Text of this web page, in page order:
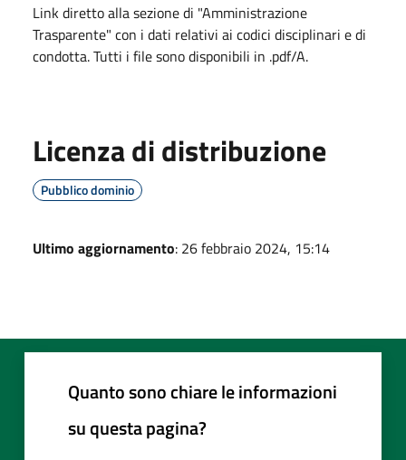
Link diretto alla sezione di "Amministrazione
Trasparente" con i dati relativi ai codici disciplinari e di
condotta. Tutti i file sono disponibili in .pdf/A.
Licenza di distribuzione
Pubblico dominio
Ultimo aggiornamento: 26 febbraio 2024, 15:14
Quanto sono chiare le informazioni
su questa pagina?